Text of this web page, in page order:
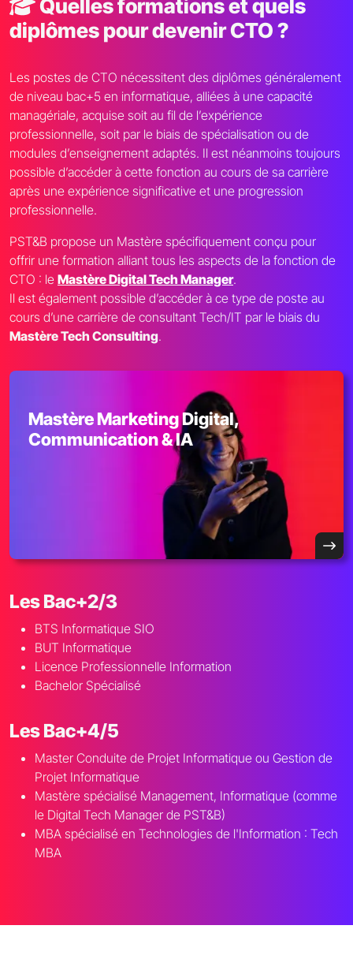
Quelles formations et quels
diplômes pour devenir CTO ?
Les postes de CTO nécessitent des diplômes généralement
de niveau bac+5 en informatique, alliées à une capacité
managériale, acquise soit au fil de l’expérience
professionnelle, soit par le biais de spécialisation ou de
modules d’enseignement adaptés. Il est néanmoins toujours
possible d’accéder à cette fonction au cours de sa carrière
après une expérience significative et une progression
professionnelle.
PST&B propose un Mastère spécifiquement conçu pour
offrir une formation alliant tous les aspects de la fonction de
CTO : le Mastère Digital Tech Manager.
Il est également possible d’accéder à ce type de poste au
cours d’une carrière de consultant Tech/IT par le biais du
Mastère Tech Consulting.
Mastère Marketing Digital,
Communication & IA
Les Bac+2/3
BTS Informatique SIO
BUT Informatique
Licence Professionnelle Information
Bachelor Spécialisé
Les Bac+4/5
Master Conduite de Projet Informatique ou Gestion de
Projet Informatique
Mastère spécialisé Management, Informatique (comme
le Digital Tech Manager de PST&B)
MBA spécialisé en Technologies de l'Information : Tech
MBA